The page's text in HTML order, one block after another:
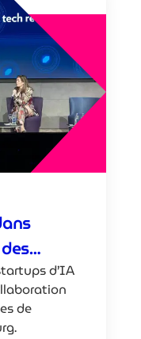
d’IA
de